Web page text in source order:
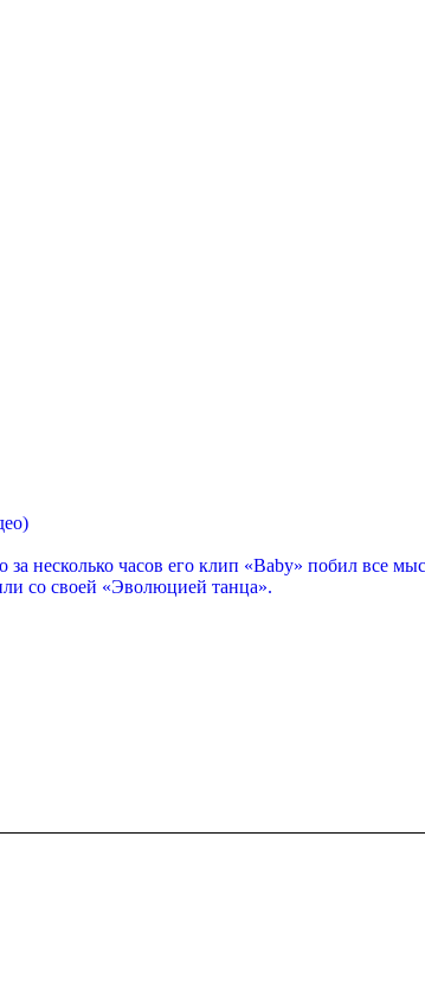
несколько часов его клип «Baby» побил все
со своей «Эволюцией танца».